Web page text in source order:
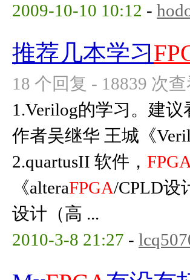
2009-10-10 10:12 -
推荐几本学习
18 个回复 - 18839 次
1.Verilog的学习。建
作者吴继华 王城《
2.quartusII 软件， FPGA
《alteraFPGA/CPLD设
设计（高 ...
2010-3-8 21:27 -